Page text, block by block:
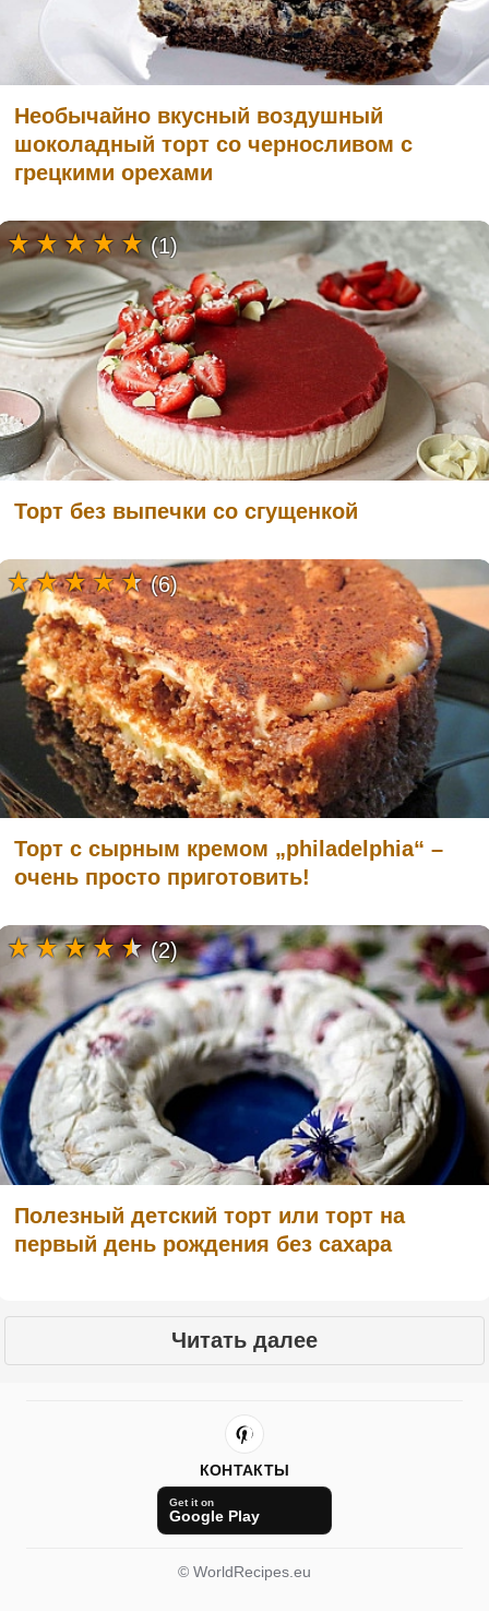
Необычайно вкусный воздушный
шоколадный торт со черносливом с
грецкими орехами
Торт без выпечки со сгущенкой
(1)
Торт с сырным кремом „philadelphia“ –
очень просто приготовить!
(6)
Полезный детский торт или торт на
первый день рождения без сахара
(2)
Читать далее
КОНТАКТЫ
Get it on
Google Play
© WorldRecipes.eu